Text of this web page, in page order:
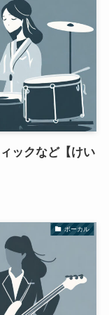
ックなど【けい
ボーカル